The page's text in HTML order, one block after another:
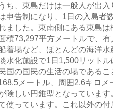
ち、東島だけは一般人が出
申告制になり、1日の入島者
ました。東南側にある東島
積73,297平方メートルで、
着場など、ほとんどの海洋
水化施設で1日1,500リット
国の国民の生活の場である
メートル、周囲2.6キロ
険しい円錐型となっていま
使っています。これ以外の